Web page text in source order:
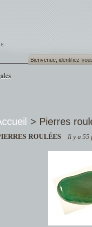
Bienvenue,identifiez-
> Pierres
ROULÉES Il y a 55